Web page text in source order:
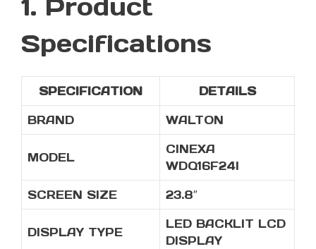
1. Product
Specifications
SPECIFICATION DETAILS
BRAND WALTON
MODEL
CINEXA
WDQ16F24I
SCREEN SIZE 23.8″
DISPLAY TYPE
LED BACKLIT LCD
DISPLAY